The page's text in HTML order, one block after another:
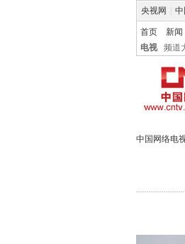
央视网 中
首页 新闻
电视
频道
中国网络电